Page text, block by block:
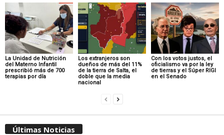
La Unidad de Nutrición
del Materno Infantil
prescribió más de 700
terapias por día
Los extranjeros son
dueños de más del 11%
de la tierra de Salta, el
doble que la media
nacional
Con los votos justos, el
oficialismo va por la ley
de tierras y el Súper RIGI
en el Senado
Últimas Noticias